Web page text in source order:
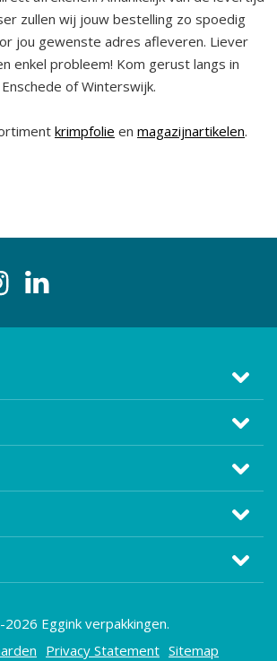
zullen wij jouw bestelling zo spoedig
jou gewenste adres afleveren. Liever
enkel probleem! Kom gerust langs in
of Winterswijk.
krimpfolie en magazijnartikelen.
Eggink verpakkingen.
Privacy Statement Sitemap